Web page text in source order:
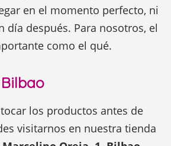
en el momento perfecto, ni
día después. Para nosotros, el
como el qué.
los productos antes de
visitarnos en nuestra tienda